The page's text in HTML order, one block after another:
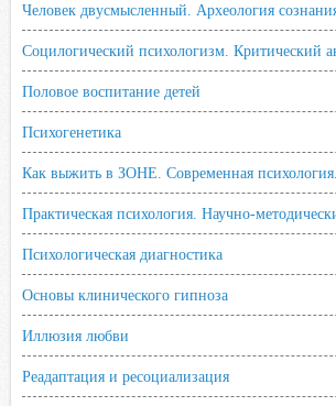
Человек двусмысленный. Археология
Социлогический психологизм. Критический
Половое воспитание детей
Психогенетика
Как выжить в ЗОНЕ. Современная психология.
Практическая психология. Научно-
Психологическая диагностика
Основы клинического гипноза
Иллюзия любви
Реадаптация и ресоциализация